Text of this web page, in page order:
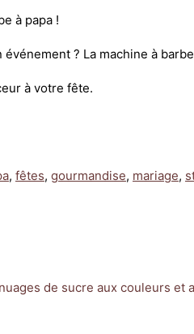
à papa !
? La machine à
à votre fête.
, fêtes, gourmandise, mariage,
de sucre aux couleurs